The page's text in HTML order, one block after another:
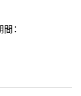
：